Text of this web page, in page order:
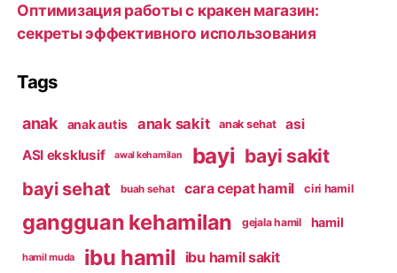
Оптимизация работы с кракен магазин:
секреты эффективного использования
Tags
anak anak autis anak sakit anak sehat
asi
ASI eksklusif
awal kehamilan bayi bayi sakit
bayi sehat buah sehat cara cepat hamil ciri hamil
gangguan kehamilan gejala hamil hamil
hamil muda ibu hamil ibu hamil sakit